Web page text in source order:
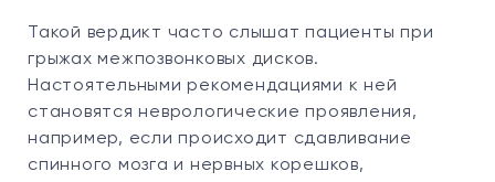
Такой вердикт часто слышат пациенты при
грыжах межпозвонковых дисков.
Настоятельными рекомендациями к ней
становятся неврологические проявления,
например, если происходит сдавливание
спинного мозга и нервных корешков,